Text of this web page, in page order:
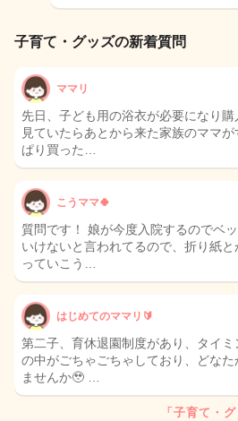
子育て・グッズの新着質問
ママリ
先日、子ども用の浴衣が必要になり
見ていたらあとから来た家族のママ
ぱり買った…
こうママ🍀
質問です！ 娘が今度入院するのでベ
いけないと言われてるので、折り紙
っていこう…
はじめてのママリ🔰
第二子、育休退園制度があり、タイ
の中がごちゃごちゃしており、どな
ませんか🥹 …
「子育て・